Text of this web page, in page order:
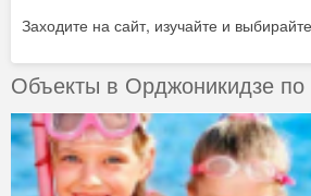
Заходите на сайт, изучайте и
Объекты в Орджоникидзе по